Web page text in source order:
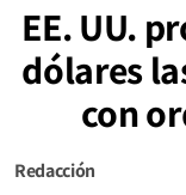
EE. UU.
dólares
con
Redacción